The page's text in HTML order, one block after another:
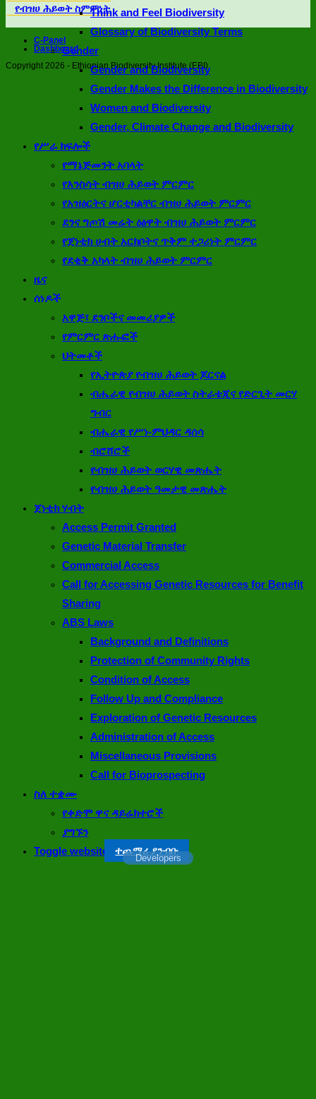
Think and Feel Biodiversity
Glossary of Biodiversity Terms
Gender
Gender and Biodiversity
Gender Makes the Difference in Biodiversity
Women and Biodiversity
Gender, Climate Change and Biodiversity
የሥራ ክፍሎች
የማኔጅመንት አባላት
የእንስሳት ብዝሀ ሕይወት ምርምር
የአዝዕርትና ሆርቲካልቸር ብዝሀ ሕይወት ምርምር
ደንና ግጦሽ መሬት ዕፅዋት ብዝሀ ሕይወት ምርምር
የጀነቲክ ሀብት አርክቦትና ጥቅም ተጋሪነት ምርምር
የደቂቅ አካላት ብዝሀ ሕይወት ምርምር
ዜና
ሰነዶች
አዋጅ፣ ደንቦችና መመሪያዎች
የምርምር ጽሑፎች
ህትመቶች
የኢትዮጵያ የብዝሀ ሕይወት ጆርናል
ብሔራዊ የብዝሀ ሕይወት ስትራቴጂና የድርጊት መርሃ
ግብር
ብሔራዊ የሥነ-ምህዳር ዳሰሳ
ብሮሸሮች
የብዝሀ ሕይወት ወርሃዊ መጽሔት
የብዝሀ ሕይወት ዓመታዊ መጽሔት
ጀነቲክ ሃብት
Access Permit Granted
Genetic Material Transfer
Commercial Access
Call for Accessing Genetic Resources for Benefit
Sharing
ABS Laws
Background and Definitions
Protection of Community Rights
Condition of Access
Follow Up and Compliance
Exploration of Genetic Resources
Administration of Access
Miscellaneous Provisions
Call for Bioprospecting
ስለ ተቋሙ
የቀድሞ ዋና ዳይሬክተሮች
ያግኙን
Toggle website searchተጨማሪ ያንብቡ
ተጨማሪ ያንብቡ
ተጨማሪ ያንብቡ
ተጨማሪ ያንብቡ
ተጨማሪ ያንብቡ
ተጨማሪ ያንብቡ
Developers
የብዝሀ ሕይወት ስምምነት
C-Panel
Dashboard
Copyright 2026 - Ethiopian Biodiversity Institute (EBI)